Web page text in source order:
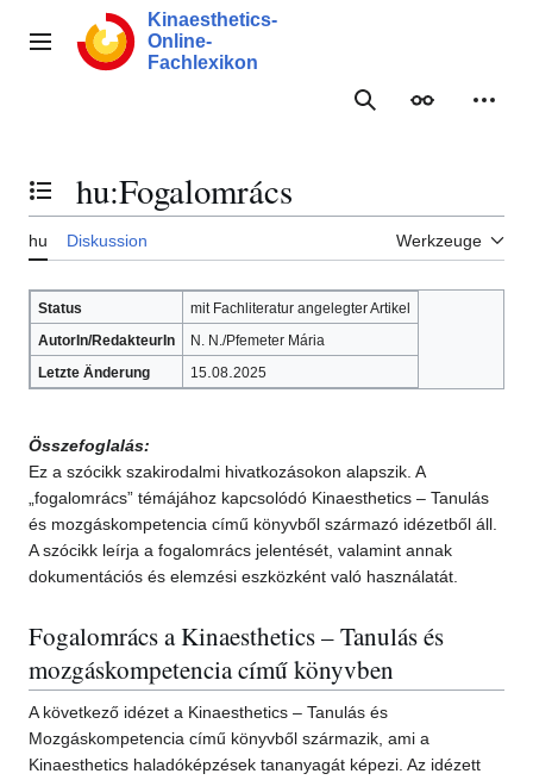
Inhalt
springenHauptmenü
Kinaesthetics-
Online-
Fachlexikon
Suche
Inhaltsverzeichnis umschalten
hu:Fogalomrács
hu Diskussion Werkzeuge
Status mit Fachliteratur angelegter Artikel
AutorIn/RedakteurIn N. N./Pfemeter Mária
Letzte Änderung 15. 08. 2025
Összefoglalás:
Ez a szócikk szakirodalmi hivatkozásokon alapszik. A
„fogalomrács” témájához kapcsolódó Kinaesthetics – Tanulás
és mozgáskompetencia című könyvből származó idézetből áll.
A szócikk leírja a fogalomrács jelentését, valamint annak
dokumentációs és elemzési eszközként való használatát.
Fogalomrács a Kinaesthetics – Tanulás és
mozgáskompetencia című könyvben
A következő idézet a Kinaesthetics – Tanulás és
Mozgáskompetencia című könyvből származik, ami a
Kinaesthetics haladóképzések tananyagát képezi. Az idézett